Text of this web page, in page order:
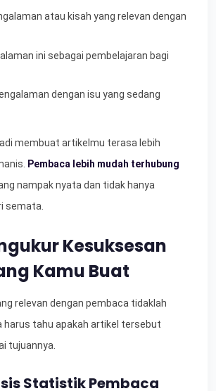
atau kisah yang relevan dengan
ini sebagai pembelajaran bagi
dengan isu yang sedang
membuat artikelmu terasa lebih
Pembaca lebih mudah terhubung
nampak nyata dan tidak hanya
semata.
Kesuksesan
Kamu Buat
relevan dengan pembaca tidaklah
harus tahu apakah artikel tersebut
tujuannya.
Statistik Pembaca